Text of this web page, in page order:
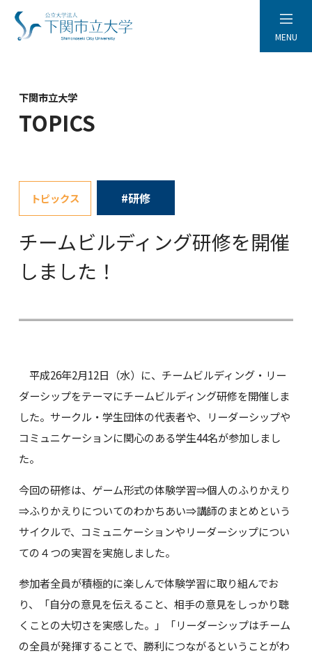
MENU
下関市立大学
TOPICS
トピックス #研修
チームビルディング研修を開催
しました！
平成26年2月12日（水）に、チームビルディング・リー
ダーシップをテーマにチームビルディング研修を開催しま
した。サークル・学生団体の代表者や、リーダーシップや
コミュニケーションに関心のある学生44名が参加しまし
た。
今回の研修は、ゲーム形式の体験学習⇒個人のふりかえり
⇒ふりかえりについてのわかちあい⇒講師のまとめという
サイクルで、コミュニケーションやリーダーシップについ
ての４つの実習を実施しました。
参加者全員が積極的に楽しんで体験学習に取り組んでお
り、「自分の意見を伝えること、相手の意見をしっかり聴
くことの大切さを実感した。」「リーダーシップはチーム
の全員が発揮することで、勝利につながるということがわ